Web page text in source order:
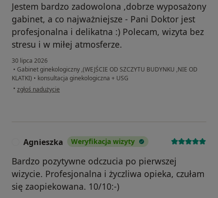
Jestem bardzo zadowolona ,dobrze wyposażony
gabinet, a co najważniejsze - Pani Doktor jest
profesjonalna i delikatna :) Polecam, wizyta bez
stresu i w miłej atmosferze.
30 lipca 2026
• Gabinet ginekologiczny ,(WEJŚCIE OD SZCZYTU BUDYNKU ,NIE OD
KLATKI) • konsultacja ginekologiczna + USG
• w opinii użytkownika AJ
zgłoś nadużycie
Agnieszka Weryfikacja wizyty
Bardzo pozytywne odczucia po pierwszej
wizycie. Profesjonalna i życzliwa opieka, czułam
się zaopiekowana. 10/10:-)